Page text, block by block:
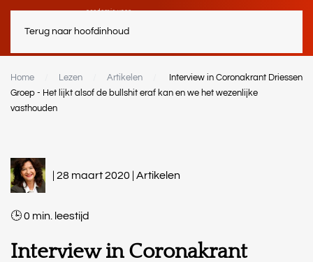
Terug naar hoofdinhoud
Home Lezen Artikelen
Interview in Coronakrant Driessen
Groep - Het lijkt alsof de bullshit eraf kan en we het wezenlijke
vasthouden
| 28 maart 2020 | Artikelen
0 min.
Interview in Coronakrant